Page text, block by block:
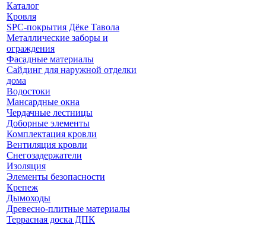
Каталог
Кровля
SPC-покрытия Дёке Тавола
Металлические заборы и
ограждения
Фасадные материалы
Сайдинг для наружной отделки
дома
Водостоки
Мансардные окна
Чердачные лестницы
Доборные элементы
Комплектация кровли
Вентиляция кровли
Снегозадержатели
Изоляция
Элементы безопасности
Крепеж
Дымоходы
Древесно-плитные материалы
Террасная доска ДПК